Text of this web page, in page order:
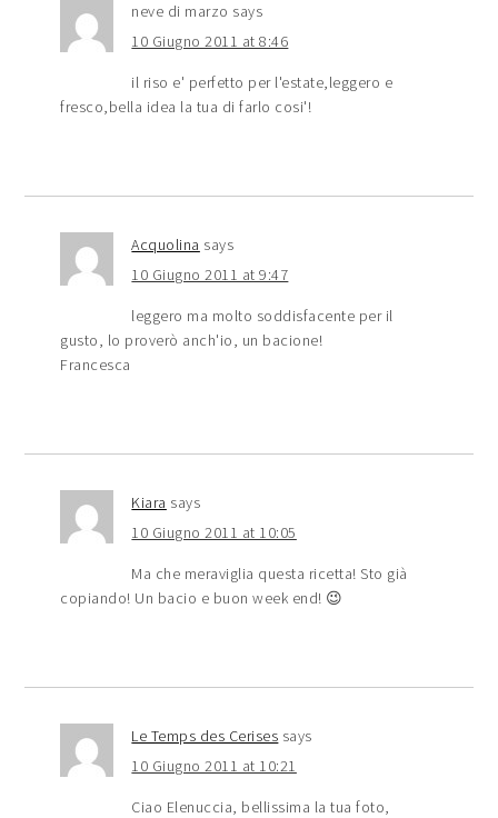
neve di marzo says
10 Giugno 2011 at 8:46
il riso e' perfetto per l'estate,leggero e
fresco,bella idea la tua di farlo cosi'!
Acquolina says
10 Giugno 2011 at 9:47
leggero ma molto soddisfacente per il
gusto, lo proverò anch'io, un bacione!
Francesca
Kiara says
10 Giugno 2011 at 10:05
Ma che meraviglia questa ricetta! Sto già
copiando! Un bacio e buon week end! 😉
Le Temps des Cerises says
10 Giugno 2011 at 10:21
Ciao Elenuccia, bellissima la tua foto,